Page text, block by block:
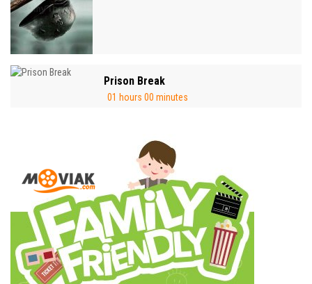
Prison Break
01 hours 00 minutes